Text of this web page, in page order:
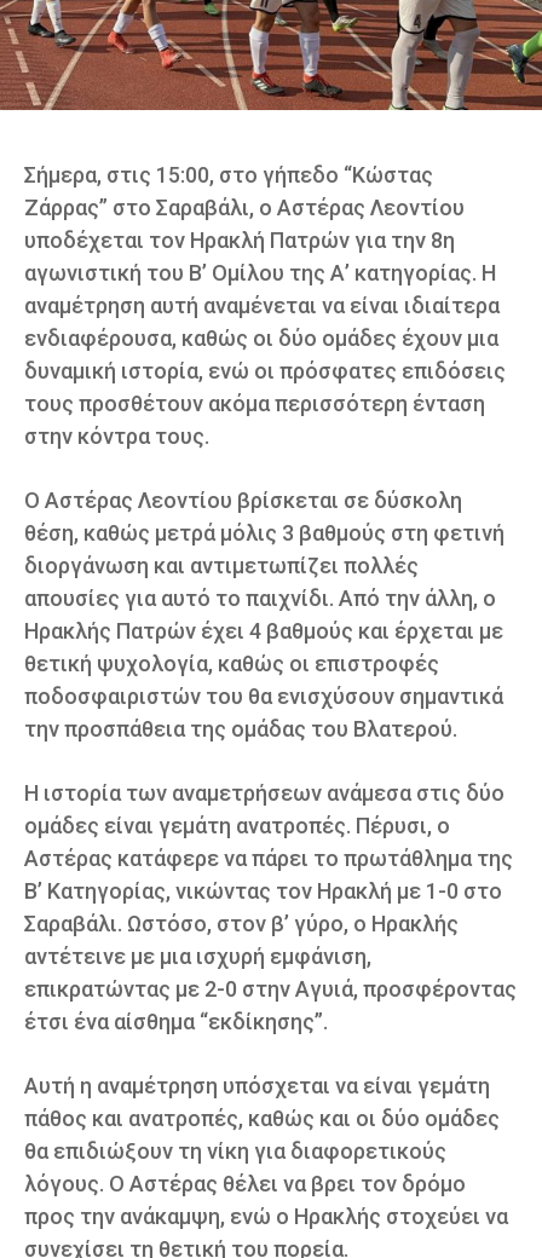
Σήμερα, στις 15:00, στο γήπεδο “Κώστας
Ζάρρας” στο Σαραβάλι, ο Αστέρας Λεοντίου
υποδέχεται τον Ηρακλή Πατρών για την 8η
αγωνιστική του Β’ Ομίλου της Α’ κατηγορίας. Η
αναμέτρηση αυτή αναμένεται να είναι ιδιαίτερα
ενδιαφέρουσα, καθώς οι δύο ομάδες έχουν μια
δυναμική ιστορία, ενώ οι πρόσφατες επιδόσεις
τους προσθέτουν ακόμα περισσότερη ένταση
στην κόντρα τους.
Ο Αστέρας Λεοντίου βρίσκεται σε δύσκολη
θέση, καθώς μετρά μόλις 3 βαθμούς στη φετινή
διοργάνωση και αντιμετωπίζει πολλές
απουσίες για αυτό το παιχνίδι. Από την άλλη, ο
Ηρακλής Πατρών έχει 4 βαθμούς και έρχεται με
θετική ψυχολογία, καθώς οι επιστροφές
ποδοσφαιριστών του θα ενισχύσουν σημαντικά
την προσπάθεια της ομάδας του Βλατερού.
Η ιστορία των αναμετρήσεων ανάμεσα στις δύο
ομάδες είναι γεμάτη ανατροπές. Πέρυσι, ο
Αστέρας κατάφερε να πάρει το πρωτάθλημα της
Β’ Κατηγορίας, νικώντας τον Ηρακλή με 1-0 στο
Σαραβάλι. Ωστόσο, στον β’ γύρο, ο Ηρακλής
αντέτεινε με μια ισχυρή εμφάνιση,
επικρατώντας με 2-0 στην Αγυιά, προσφέροντας
έτσι ένα αίσθημα “εκδίκησης”.
Αυτή η αναμέτρηση υπόσχεται να είναι γεμάτη
πάθος και ανατροπές, καθώς και οι δύο ομάδες
θα επιδιώξουν τη νίκη για διαφορετικούς
λόγους. Ο Αστέρας θέλει να βρει τον δρόμο
προς την ανάκαμψη, ενώ ο Ηρακλής στοχεύει να
συνεχίσει τη θετική του πορεία.